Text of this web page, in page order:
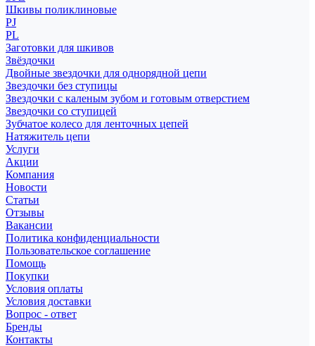
Шкивы поликлиновые
PJ
PL
Заготовки для шкивов
Звёздочки
Двойные звездочки для однорядной цепи
Звездочки без ступицы
Звездочки с каленым зубом и готовым отверстием
Звездочки со ступицей
Зубчатое колесо для ленточных цепей
Натяжитель цепи
Услуги
Акции
Компания
Новости
Статьи
Отзывы
Вакансии
Политика конфиденциальности
Пользовательское соглашение
Помощь
Покупки
Условия оплаты
Условия доставки
Вопрос - ответ
Бренды
Контакты